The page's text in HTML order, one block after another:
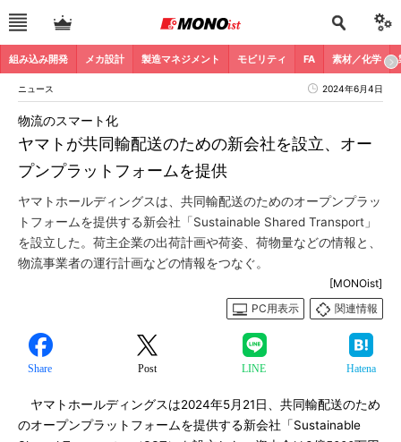
組み込み開発 メカ設計 製造マネジメント モビリティ FA 素材／化学
ニュース 2024年6月4日
ヤマトが共同輸配送のための新会社を設立、オー
プンプラットフォームを提供
物流のスマート化
ヤマトホールディングスは、共同輸配送のためのオープンプラッ
トフォームを提供する新会社「Sustainable Shared Transport」
を設立した。荷主企業の出荷計画や荷姿、荷物量などの情報と、
物流事業者の運行計画などの情報をつなぐ。
[MONOist]
PC用表示
関連情報
Share Post LINE Hatena
ヤマトホールディングスは2024年5月21日、共同輸配送のため
のオープンプラットフォームを提供する新会社「Sustainable